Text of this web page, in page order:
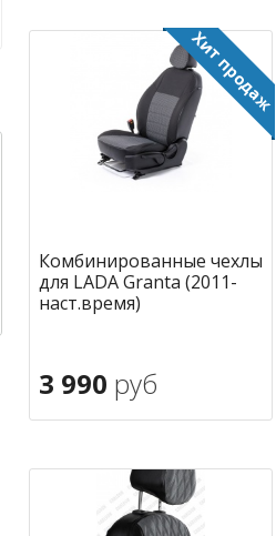
Комбинированные чехлы
для LADA Granta (2011-
наст.время)
3 990 руб
В корзину